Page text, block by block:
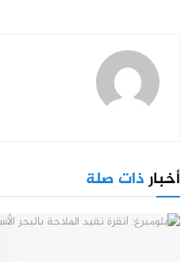
أخبارذات صلة